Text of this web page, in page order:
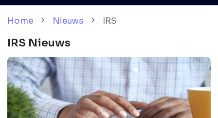
Home Nieuws IRS
IRS Nieuws